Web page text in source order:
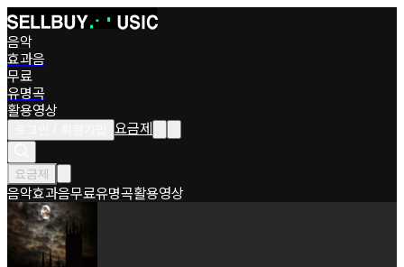
음악
효과음
무료
유명곡
활용영상
요금제
요금제
음악효과음무료유명곡활용영상